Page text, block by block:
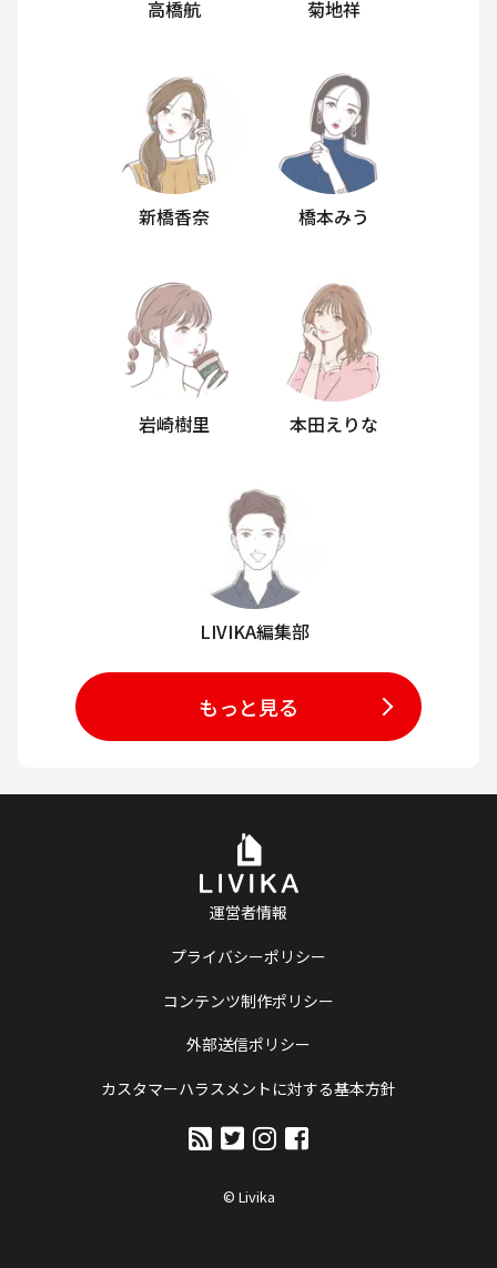
高橋航 菊地祥
新橋香奈 橋本みう
岩崎樹里 本田えりな
LIVIKA編集部
もっと見る
運営者情報
プライバシーポリシー
コンテンツ制作ポリシー
外部送信ポリシー
カスタマーハラスメントに対する基本方針
© Livika